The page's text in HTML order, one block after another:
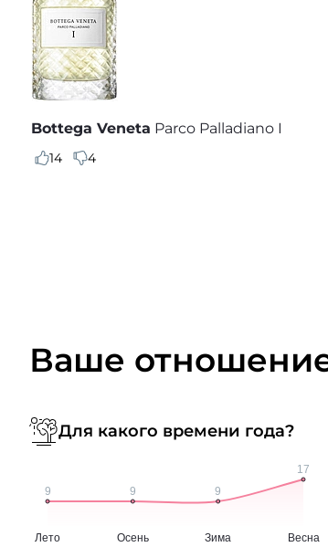
Bottega Veneta Parco Palladiano I
14 4
Ваше
Для какого времени года?